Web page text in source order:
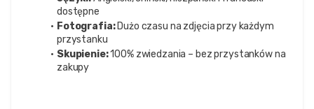
dostępne
Fotografia: Dużo czasu na zdjęcia przy każdym
przystanku
Skupienie: 100% zwiedzania – bez przystanków na
zakupy